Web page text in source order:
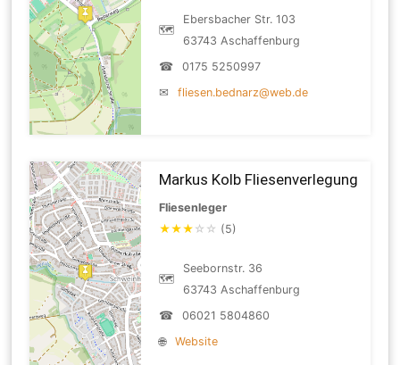
🗺
Ebersbacher Str. 103
63743 Aschaffenburg
☎
0175 5250997
✉
fliesen.bednarz@web.de
Markus Kolb Fliesenverlegung
Fliesenleger
★★★ ☆ ☆ (5)
🗺
Seebornstr. 36
63743 Aschaffenburg
☎
06021 5804860
🌐
Website